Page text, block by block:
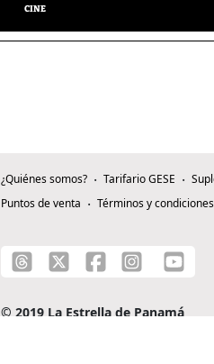
CINE
¿Quiénes somos? Tarifario GESE
Puntos de venta
Términos y condiciones
© 2019 La Estrella de Panamá